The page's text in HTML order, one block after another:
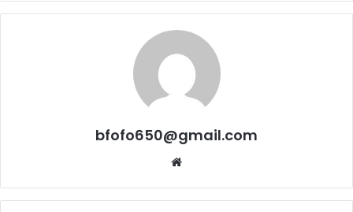
bfofo650@gmail.com
Website